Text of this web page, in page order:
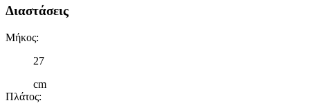
Διαστάσεις
Μήκος:
27
cm
Πλάτος: